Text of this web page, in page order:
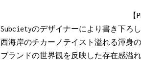
【
Subcietyのデザイナーにより書き下ろし
西海岸のチカーノテイスト溢れる渾身
ブランドの世界観を反映した存在感溢